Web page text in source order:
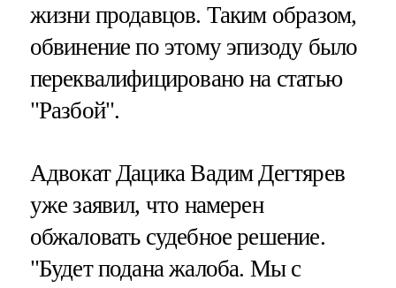
жизни продавцов. Таким образом,
обвинение по этому эпизоду было
переквалифицировано на статью
"Разбой".
Адвокат Дацика Вадим Дегтярев
уже заявил, что намерен
обжаловать судебное решение.
"Будет подана жалоба. Мы с